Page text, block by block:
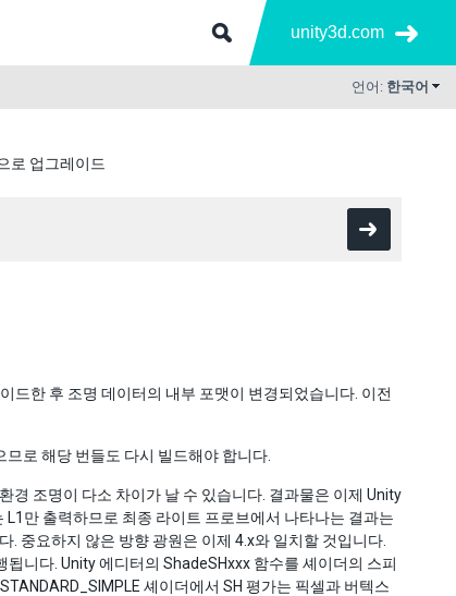
unity3d.com
언어: 한국어
로 업그레이드
드한 후 조명 데이터의 내부 포맷이 변경되었습니다. 이전
로 해당 번들도 다시 빌드해야 합니다.
경 조명이 다소 차이가 날 수 있습니다. 결과물은 이제 Unity
만 출력하므로 최종 라이트 프로브에서 나타나는 결과는
중요하지 않은 방향 광원은 이제 4.x와 일치할 것입니다.
니다. Unity 에디터의 ShadeSHxxx 함수를 셰이더의 스피
셰이더에서 SH 평가는 픽셀과 버텍스